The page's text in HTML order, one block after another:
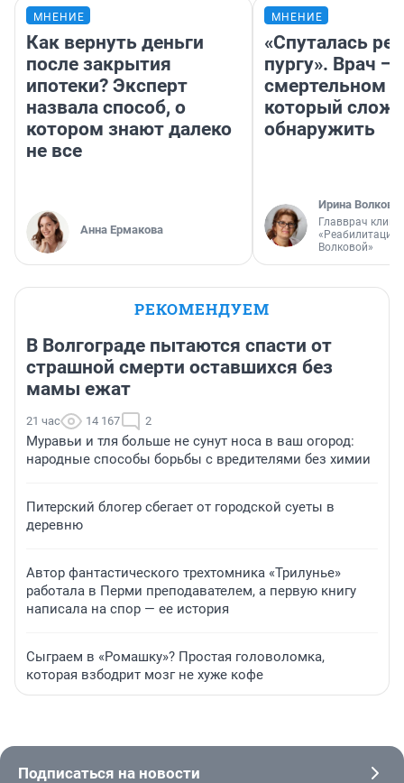
МНЕНИЕ
Как вернуть деньги
после закрытия
ипотеки? Эксперт
назвала способ, о
котором знают далеко
не все
Анна Ермакова
МНЕНИЕ
«Спуталась
пургу». Врач —
смертельном
который
обнаружить
Ирина Волкова
Главврач
«Реабилитация
Волковой»
РЕКОМЕНДУЕМ
В Волгограде пытаются спасти от
страшной смерти оставшихся без
мамы ежат
21 час 14 167 2
Муравьи и тля больше не сунут носа в ваш огород:
народные способы борьбы с вредителями без химии
Питерский блогер сбегает от городской суеты в
деревню
Автор фантастического трехтомника «Трилунье»
работала в Перми преподавателем, а первую книгу
написала на спор — ее история
Сыграем в «Ромашку»? Простая головоломка,
которая взбодрит мозг не хуже кофе
Подписаться на новости